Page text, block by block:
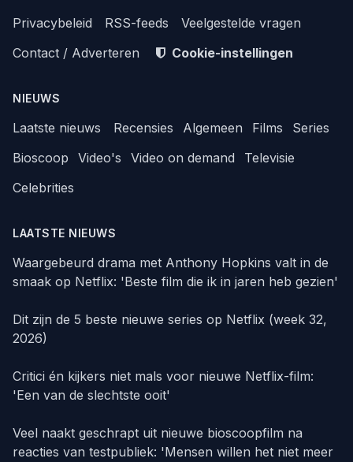
Privacybeleid
RSS-feeds
Veelgestelde vragen
Contact / Adverteren
Cookie-instellingen
NIEUWS
Laatste nieuws Recensies Algemeen Films
Series
Bioscoop
Video's Video on demand
Televisie
Celebrities
LAATSTE NIEUWS
Waargebeurd drama met Anthony Hopkins valt in de
smaak op Netflix: 'Beste film die ik in jaren heb gezien'
Dit zijn de 5 beste nieuwe series op Netflix (week 32,
2026)
Critici én kijkers niet mals voor nieuwe Netflix-film:
'Een van de slechtste ooit'
Veel naakt geschrapt uit nieuwe bioscoopfilm na
reacties van testpubliek: 'Mensen willen het niet meer